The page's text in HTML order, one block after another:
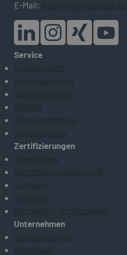
E-Mail: training@pc-college.de
Service
Kursübersicht
Firmenseminare
Garantietermine
Vorteile
Raumvermietung
Schulungsorte
Zertifizierungen
Allgemeines
Zertifizierungstest - VUE
Certiport
Kryterion
Microsoft IT-Professionals
Unternehmen
Autorisierungen
Downloads